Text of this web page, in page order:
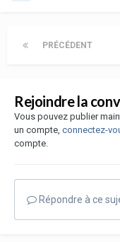
PRÉCÉDENT
Rejoindre la
Vous pouvez publier
un compte, connectez-
compte.
Répondre à ce